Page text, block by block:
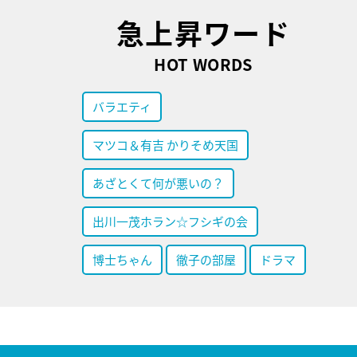
急上昇ワード
HOT WORDS
バラエティ
マツコ＆有吉 かりそめ天国
あざとくて何が悪いの？
出川一茂ホラン☆フシギの会
博士ちゃん 徹子の部屋 ドラマ